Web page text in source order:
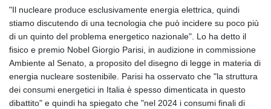
"Il nucleare produce esclusivamente energia elettrica, quindi
stiamo discutendo di una tecnologia che può incidere su poco più
di un quinto del problema energetico nazionale". Lo ha detto il
fisico e premio Nobel Giorgio Parisi, in audizione in commissione
Ambiente al Senato, a proposito del disegno di legge in materia di
energia nucleare sostenibile. Parisi ha osservato che "la struttura
dei consumi energetici in Italia è spesso dimenticata in questo
dibattito" e quindi ha spiegato che "nel 2024 i consumi finali di